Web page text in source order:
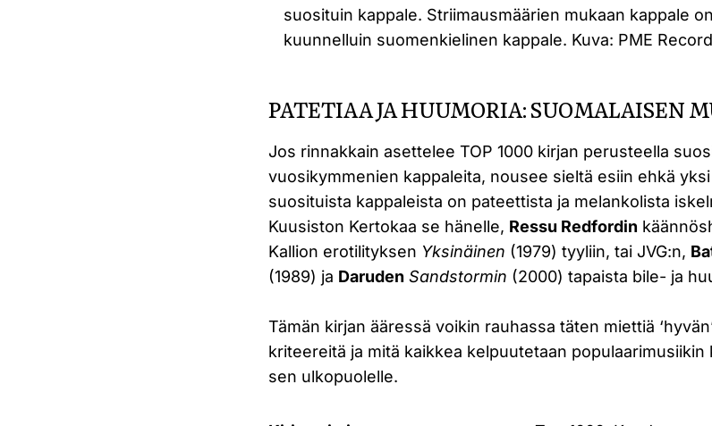
suosituin kappale. Striimausmäärien mukaan kappale
kuunnelluin suomenkielinen kappale. Kuva: PME
PATETIAA JA HUUMORIA: SUOMALAISEN
Jos rinnakkain asettelee TOP 1000 kirjan perusteella
vuosikymmenien kappaleita, nousee sieltä esiin ehkä
suosituista kappaleista on pateettista ja melankolista
Kuusiston Kertokaa se hänelle, Ressu Redfordin
Kallion erotilityksen Yksinäinen (1979) tyyliin, tai JVG:n,
(1989) ja Daruden Sandstormin (2000) tapaista bile- ja
Tämän kirjan ääressä voikin rauhassa täten miettiä
kriteereitä ja mitä kaikkea kelpuutetaan populaarimusiikin
sen ulkopuolelle.